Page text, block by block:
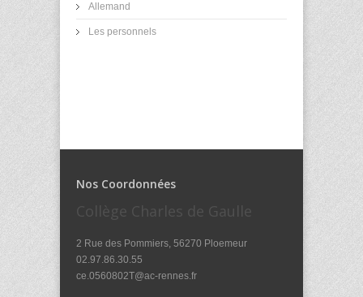
Allemand
Les personnels
Nos Coordonnées
Collège Charles de Gaulle
2 Rue des Pommiers, 56270 Ploemeur
02.97.86.30.55
ce.0560802T@ac-rennes.fr